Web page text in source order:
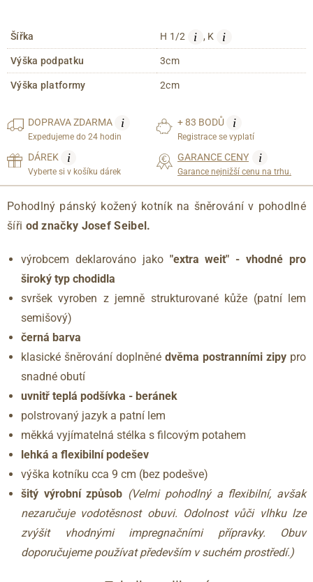
Šířka H 1/2 i , K i
Výška podpatku 3cm
Výška platformy 2cm
DOPRAVAZDARMA i
Expedujeme do 24 hodin
+ 83 BODŮ i
Registrace se vyplatí
DÁREK i
Vyberte si v košíku dárek
GARANCE CENY i
Garance nejnižší cenu na trhu.
Pohodlný pánský kožený kotník na šněrování v pohodlné
šíři od značky Josef Seibel.
výrobcem deklarováno jako "extra weit" - vhodné pro
široký typ chodidla
svršek vyroben z jemně strukturované kůže (patní lem
semišový)
černá barva
klasické šněrování doplněné dvěma postranními zipy pro
snadné obutí
uvnitř teplá podšívka - beránek
polstrovaný jazyk a patní lem
měkká vyjímatelná stélka s filcovým potahem
lehká a flexibilní podešev
výška kotníku cca 9 cm (bez podešve)
šitý výrobní způsob (Velmi pohodlný a flexibilní, avšak
nezaručuje vodotěsnost obuvi. Odolnost vůči vlhku lze
zvýšit vhodnými impregnačními přípravky. Obuv
doporučujeme používat především v suchém prostředí.)